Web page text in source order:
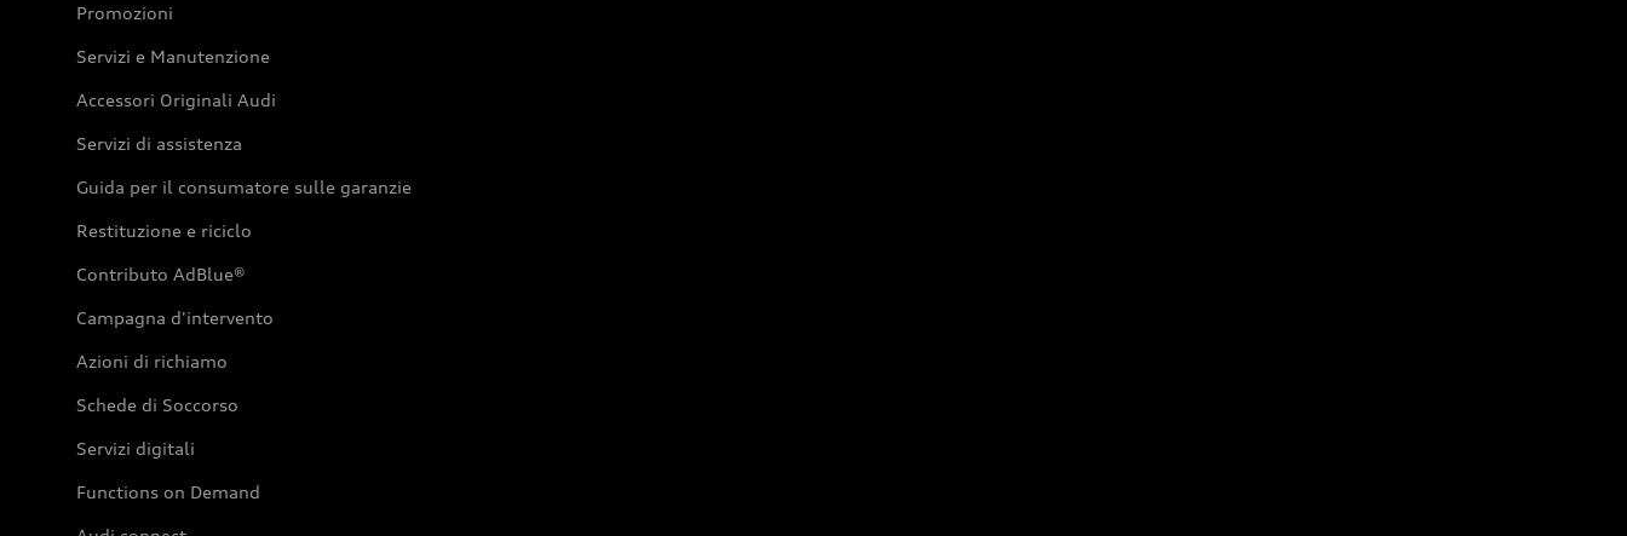
Promozioni
Servizi e Manutenzione
Accessori Originali Audi
Servizi di assistenza
Guida per il consumatore sulle garanzie
Restituzione e riciclo
Contributo AdBlue®
Campagna d'intervento
Azioni di richiamo
Schede di Soccorso
Servizi digitali
Functions on Demand